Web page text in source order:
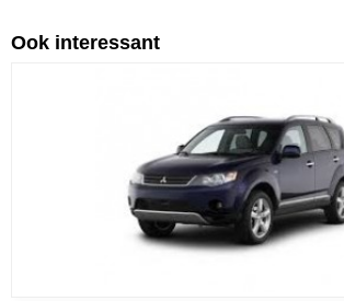
Ook interessant